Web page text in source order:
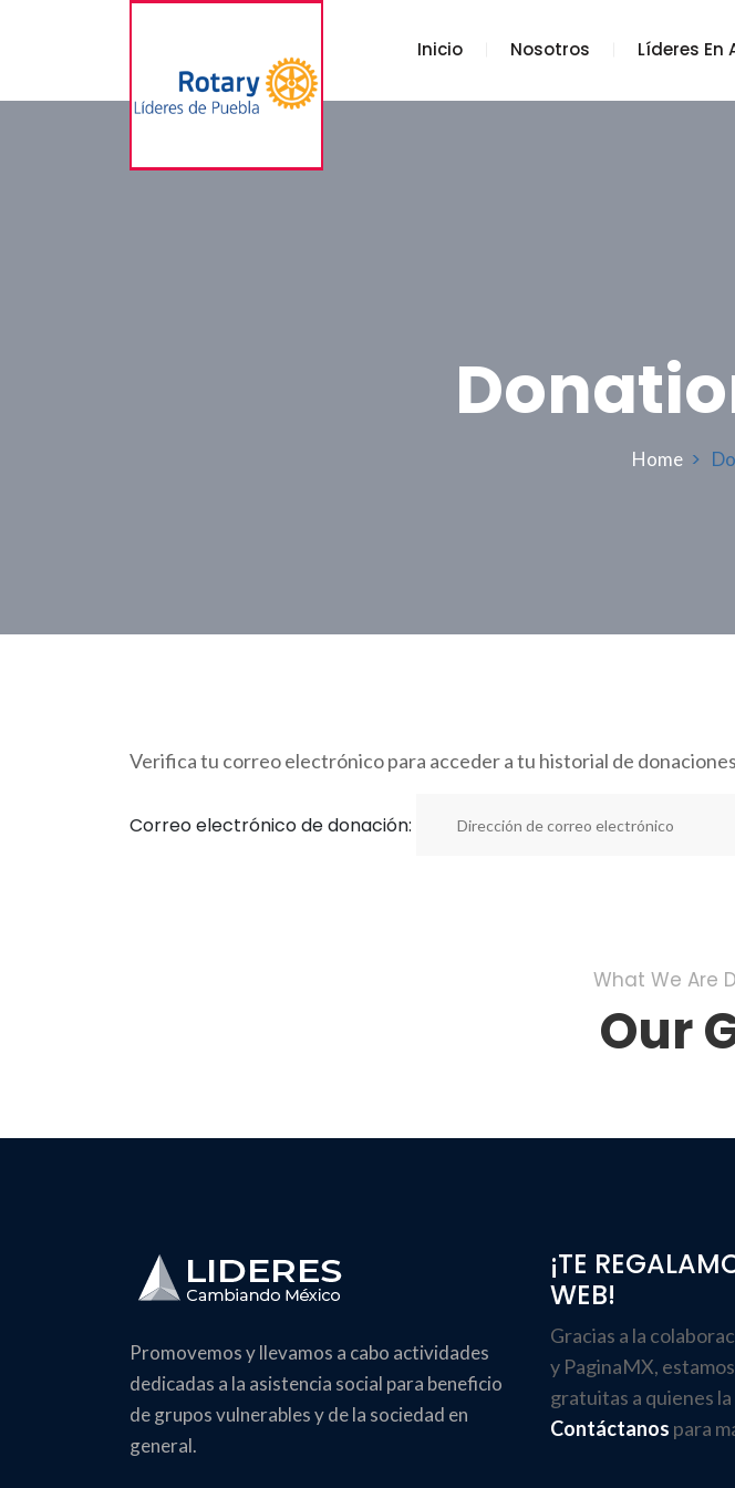
Inicio Nosotros Líderes En
Home
Verifica tu correo electrónico para acceder a tu historial de
Correo electrónico de donación:
What We Are
Our
Promovemos y llevamos a cabo actividades
dedicadas a la asistencia social para beneficio
de grupos vulnerables y de la sociedad en
general.
¡TE
WEB!
Gracias a la
y PaginaMX,
gratuitas a quienes
Contáctanos para